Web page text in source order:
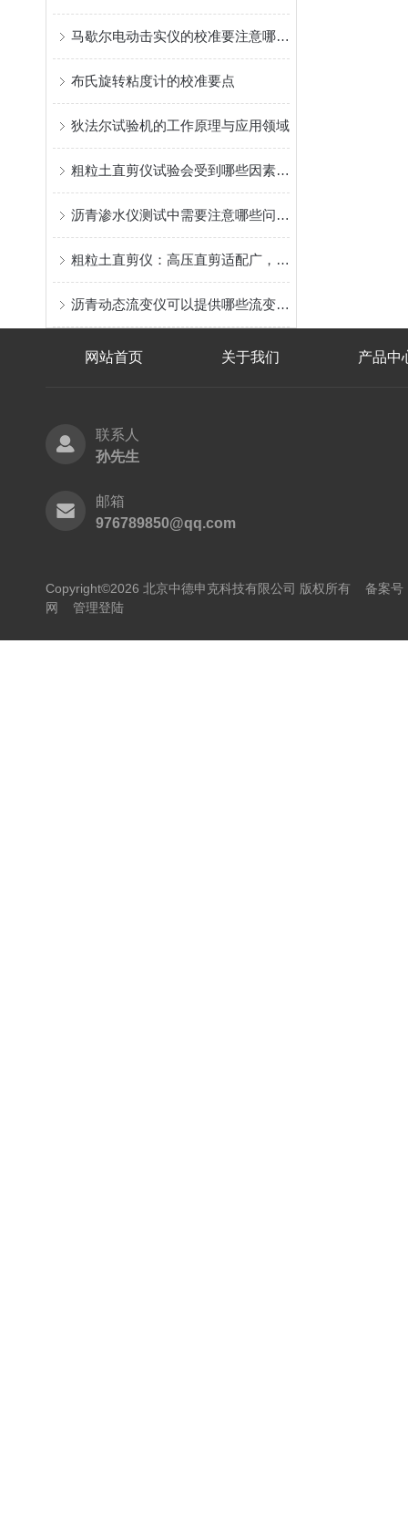
马歇尔电动击实仪的校准要注意哪些细节
布氏旋转粘度计的校准要点
狄法尔试验机的工作原理与应用领域
粗粒土直剪仪试验会受到哪些因素的影响？
沥青渗水仪测试中需要注意哪些问题？
粗粒土直剪仪：高压直剪适配广，精准测粗粒土抗剪强度
沥青动态流变仪可以提供哪些流变学参数？
网站首页 关于我们 产品中
联系人
孙先生
邮箱
976789850@qq.com
Copyright©2026 北京中德申克科技有限公司 版权所有 备案号
网
管理登陆